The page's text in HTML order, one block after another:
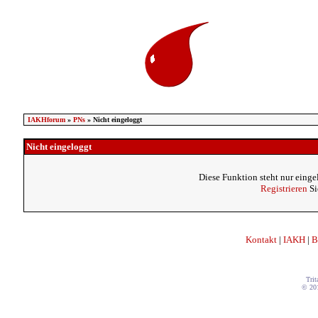
IAKHforum» PNs» Nicht eingeloggt
Nicht eingeloggt
Diese Funktion steht nur
Registrieren
Kontakt | IAKH |
©